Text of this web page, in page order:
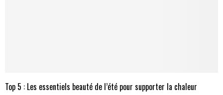
Top 5 : Les essentiels beauté de l’été pour supporter la chaleur